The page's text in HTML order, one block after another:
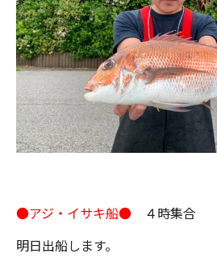
●アジ・イサキ船● ４時集合
明日出船します。